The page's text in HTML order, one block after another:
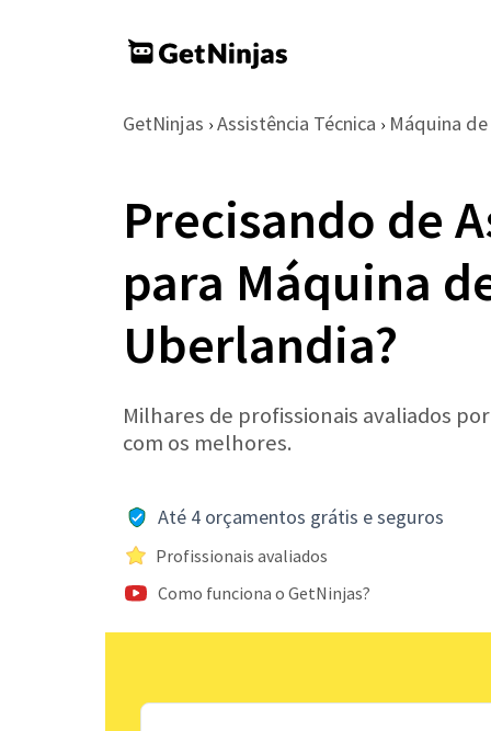
GetNinjas › Assistência Técnica › Máquina
Precisando de
para Máquina
Uberlandia?
Milhares de profissionais avaliados
com os melhores.
Até 4 orçamentos grátis e seguros
Profissionais avaliados
Como funciona o GetNinjas?